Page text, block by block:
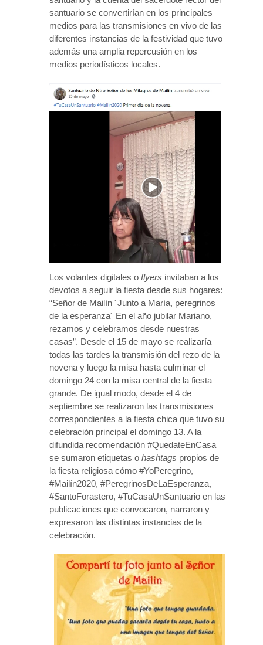
santuario se convertirían en los principales
medios para las transmisiones en vivo de las
diferentes instancias de la festividad que tuvo
además una amplia repercusión en los
medios periodísticos locales.
Los volantes digitales o flyers invitaban a los
devotos a seguir la fiesta desde sus hogares:
“Señor de Mailín ´Junto a María, peregrinos
de la esperanza´ En el año jubilar Mariano,
rezamos y celebramos desde nuestras
casas”. Desde el 15 de mayo se realizaría
todas las tardes la transmisión del rezo de la
novena y luego la misa hasta culminar el
domingo 24 con la misa central de la fiesta
grande. De igual modo, desde el 4 de
septiembre se realizaron las transmisiones
correspondientes a la fiesta chica que tuvo su
celebración principal el domingo 13. A la
difundida recomendación #QuedateEnCasa
se sumaron etiquetas o hashtags propios de
la fiesta religiosa cómo #YoPeregrino,
#Mailín2020, #PeregrinosDeLaEsperanza,
#SantoForastero, #TuCasaUnSantuario en las
publicaciones que convocaron, narraron y
expresaron las distintas instancias de la
celebración.